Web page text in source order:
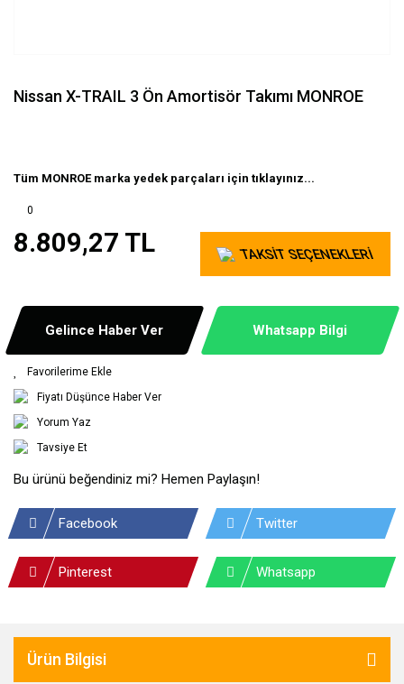
Nissan X-TRAIL 3 Ön Amortisör Takımı MONROE
Tüm MONROE marka yedek parçaları için tıklayınız...
0
8.809,27 TL TAKSİT SEÇENEKLERİ
Gelince Haber Ver Whatsapp Bilgi
Fiyatı Düşünce Haber Ver
Yorum Yaz
Tavsiye Et
Bu ürünü beğendiniz mi? Hemen Paylaşın!
Facebook Twitter
Pinterest Whatsapp
Ürün Bilgisi